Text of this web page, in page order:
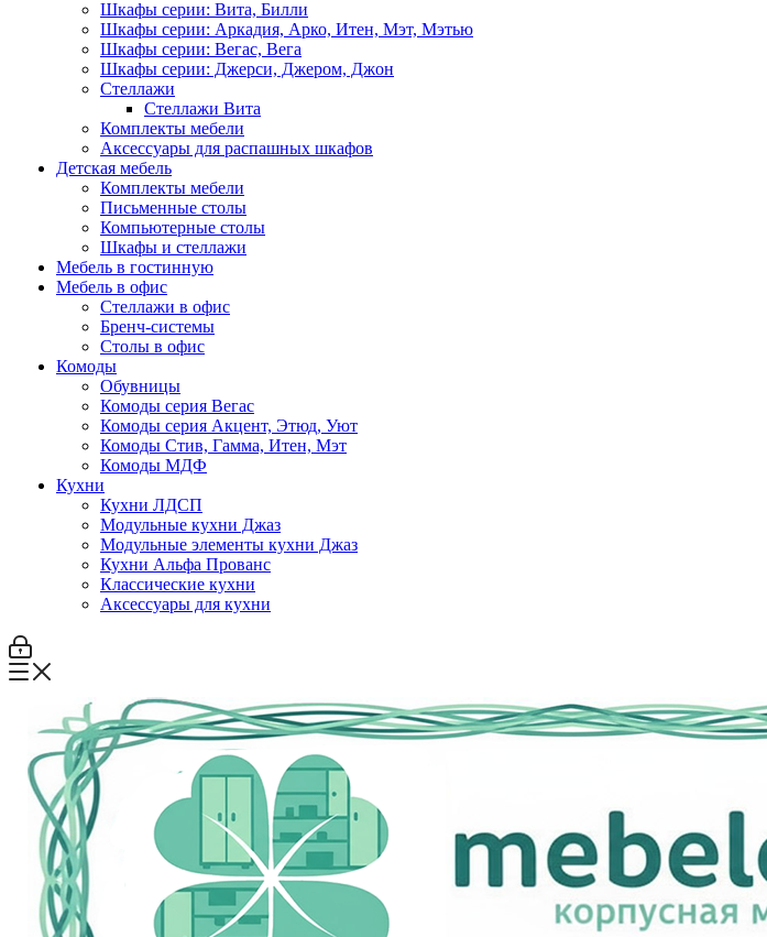
Шкафы серии: Вита, Билли
Шкафы серии: Аркадия, Арко, Итен, Мэт, Мэтью
Шкафы серии: Вегас, Вега
Шкафы серии: Джерси, Джером, Джон
Стеллажи
Стеллажи Вита
Комплекты мебели
Аксессуары для распашных шкафов
Детская мебель
Комплекты мебели
Письменные столы
Компьютерные столы
Шкафы и стеллажи
Мебель в гостинную
Мебель в офис
Стеллажи в офис
Бренч-системы
Столы в офис
Комоды
Обувницы
Комоды серия Вегас
Комоды серия Акцент, Этюд, Уют
Комоды Стив, Гамма, Итен, Мэт
Комоды МДФ
Кухни
Кухни ЛДСП
Модульные кухни Джаз
Модульные элементы кухни Джаз
Кухни Альфа Прованс
Классические кухни
Аксессуары для кухни